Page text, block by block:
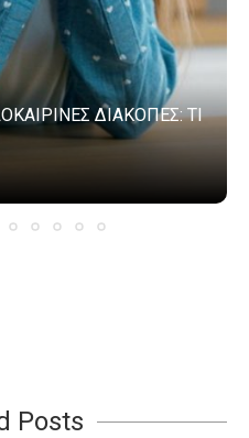
ΔΙΑΚΟΠΕΣ: ΤΙ
Posts